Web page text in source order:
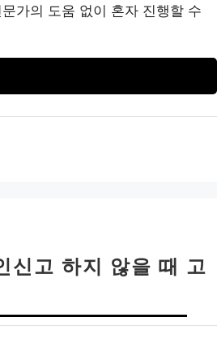
가의 도움 없이 혼자 진행할 수
신고 하지 않을 때 고